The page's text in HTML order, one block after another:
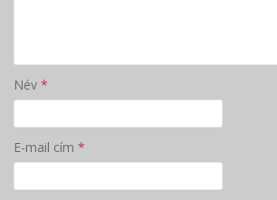
Név *
E-mail cím *